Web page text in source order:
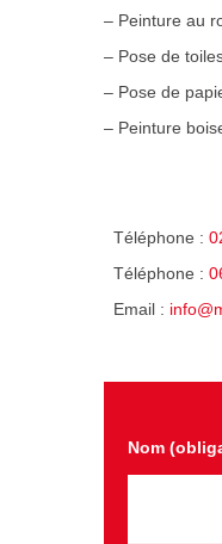
– Peinture au
– Pose de
– Pose de
– Peinture
Téléphone :
Téléphone :
Email :
Nom